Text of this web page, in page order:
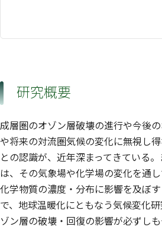
研究概要
成層圏のオゾン層破壊の進行や今後
や将来の対流圏気候の変化に無視し
との認識が、近年深まってきている
は、その気象場や化学場の変化を通
化学物質の濃度・分布に影響を及ぼ
で、地球温暖化にともなう気候変化
ゾン層の破壊・回復の影響が必ずし